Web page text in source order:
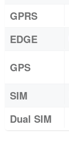
GPRS
EDGE
GPS
SIM
Dual SIM